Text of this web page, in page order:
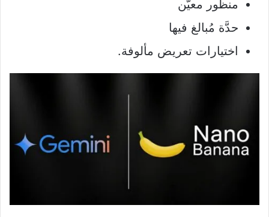
منظور معيَّن
حدَّة مُبالغ فيها
اختيارات تعريض مألوفة.